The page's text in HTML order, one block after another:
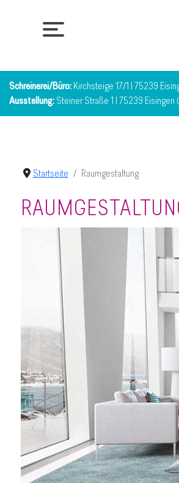
Schreinerei/Büro: Kirchsteige 17/1 | 75239
Ausstellung: Steiner Straße 1 | 75239
Startseite Raumgestaltung